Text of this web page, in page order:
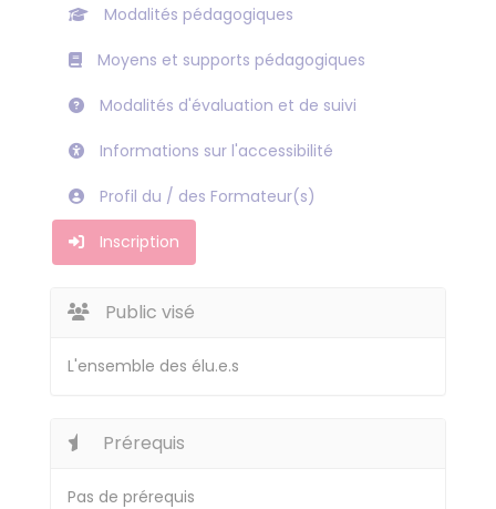
Modalités pédagogiques
Moyens et supports pédagogiques
Modalités d'évaluation et de suivi
Informations sur l'accessibilité
Profil du / des Formateur(s)
Inscription
Public visé
L'ensemble des élu.e.s
Prérequis
Pas de prérequis